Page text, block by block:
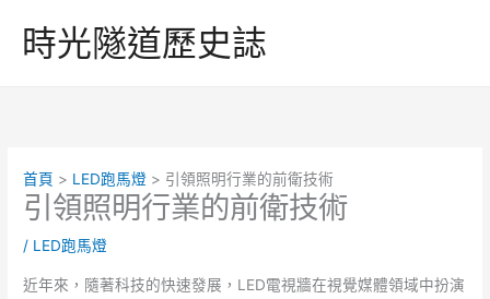
時光隧道歷史誌
首頁 LED跑馬燈 引領照明行業的前衛技術
引領照明行業的前衛技術
/ LED跑馬燈
近年來，隨著科技的快速發展，LED電視牆在視覺媒體領域中扮演